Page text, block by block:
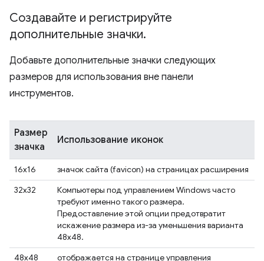
Создавайте и регистрируйте
дополнительные значки.
Добавьте дополнительные значки следующих
размеров для использования вне панели
инструментов.
Размер
значка
Использование иконок
16x16
значок сайта (favicon) на страницах расширения
32х32
Компьютеры под управлением Windows часто
требуют именно такого размера.
Предоставление этой опции предотвратит
искажение размера из-за уменьшения варианта
48x48.
48x48
отображается на странице управления